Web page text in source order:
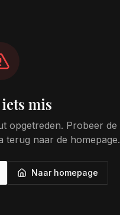
mis
opgetreden. Probeer de
terug naar de homepage.
Naar homepage